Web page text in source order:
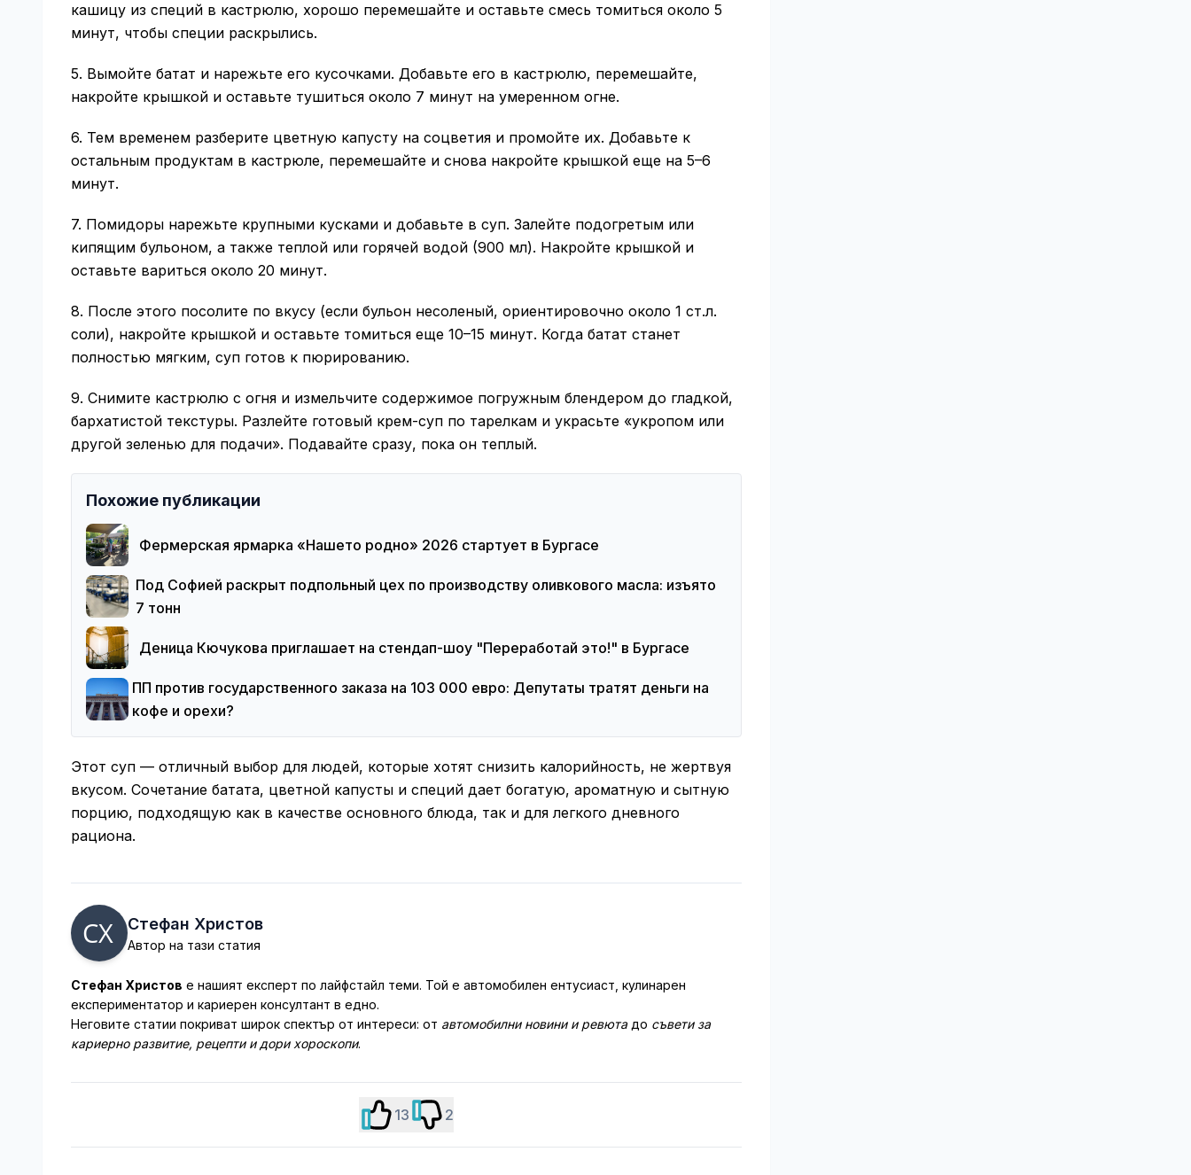
кашицу из специй в кастрюлю, хорошо перемешайте и оставьте смесь томиться около 5
минут, чтобы специи раскрылись.
5. Вымойте батат и нарежьте его кусочками. Добавьте его в кастрюлю, перемешайте,
накройте крышкой и оставьте тушиться около 7 минут на умеренном огне.
6. Тем временем разберите цветную капусту на соцветия и промойте их. Добавьте к
остальным продуктам в кастрюле, перемешайте и снова накройте крышкой еще на 5–6
минут.
7. Помидоры нарежьте крупными кусками и добавьте в суп. Залейте подогретым или
кипящим бульоном, а также теплой или горячей водой (900 мл). Накройте крышкой и
оставьте вариться около 20 минут.
8. После этого посолите по вкусу (если бульон несоленый, ориентировочно около 1 ст.л.
соли), накройте крышкой и оставьте томиться еще 10–15 минут. Когда батат станет
полностью мягким, суп готов к пюрированию.
9. Снимите кастрюлю с огня и измельчите содержимое погружным блендером до гладкой,
бархатистой текстуры. Разлейте готовый крем-суп по тарелкам и украсьте «укропом или
другой зеленью для подачи». Подавайте сразу, пока он теплый.
Похожие публикации
Фермерская ярмарка «Нашето родно» 2026 стартует в Бургасе
Под Софией раскрыт подпольный цех по производству оливкового масла: изъято
7 тонн
Деница Кючукова приглашает на стендап-шоу "Переработай это!" в Бургасе
ПП против государственного заказа на 103 000 евро: Депутаты тратят деньги на
кофе и орехи?
Этот суп — отличный выбор для людей, которые хотят снизить калорийность, не жертвуя
вкусом. Сочетание батата, цветной капусты и специй дает богатую, ароматную и сытную
порцию, подходящую как в качестве основного блюда, так и для легкого дневного
рациона.
Стефан Христов
Автор на тази статия
Стефан Христов е нашият експерт по лайфстайл теми. Той е автомобилен ентусиаст, кулинарен
експериментатор и кариерен консултант в едно.
Неговите статии покриват широк спектър от интереси: от автомобилни новини и ревютадо съвети за
кариерно развитие, рецепти и дори хороскопи.
13 2